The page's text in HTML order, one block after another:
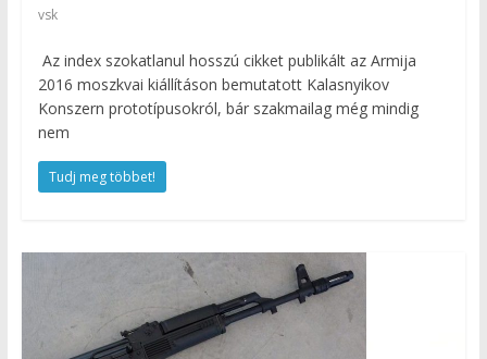
vsk
Az index szokatlanul hosszú cikket publikált az Armija
2016 moszkvai kiállításon bemutatott Kalasnyikov
Konszern prototípusokról, bár szakmailag még mindig
nem
Tudj meg többet!